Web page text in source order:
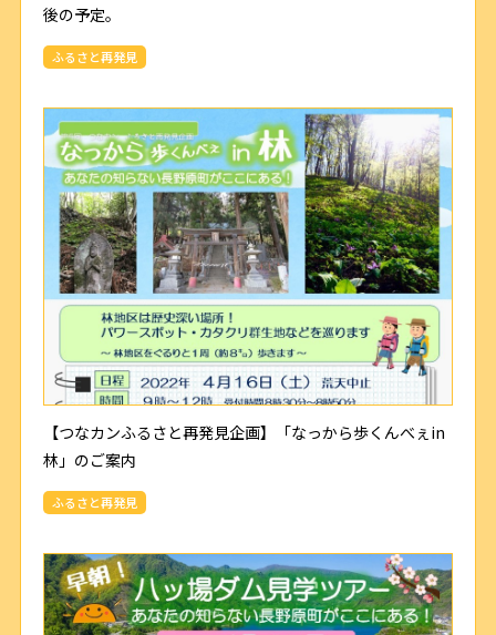
後の予定。
ふるさと再発見
【つなカンふるさと再発見企画】「なっから歩くんべぇin
林」のご案内
ふるさと再発見